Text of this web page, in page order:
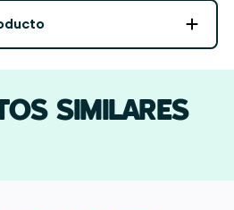
SIMILARES